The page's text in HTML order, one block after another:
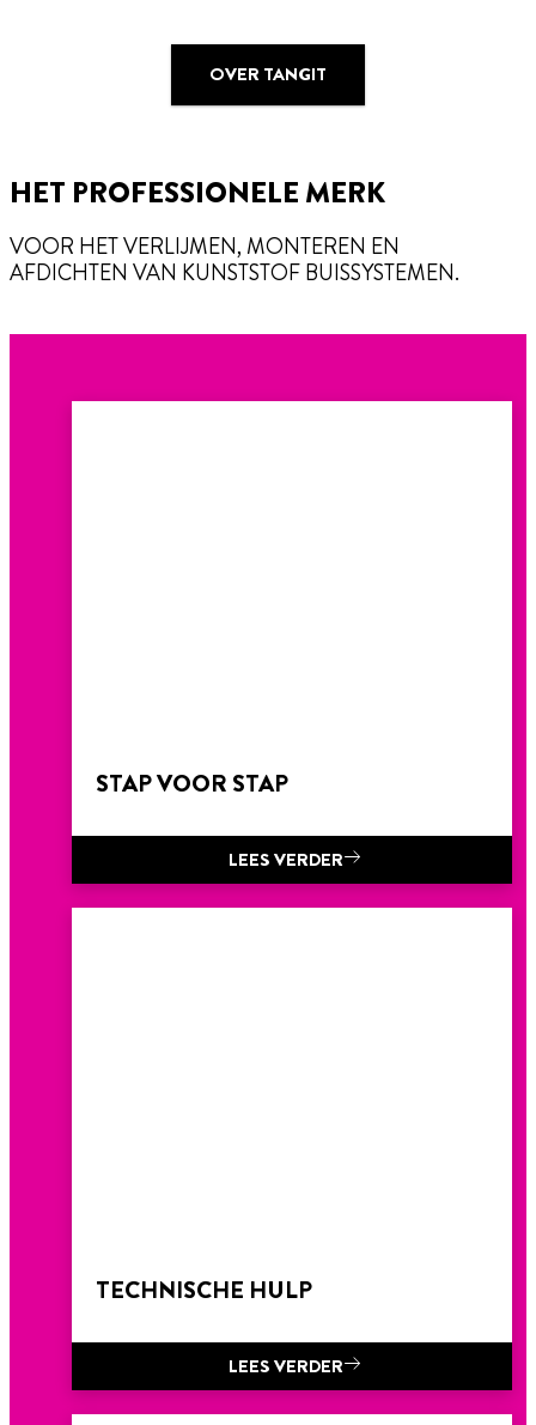
OVER TANGIT
HET PROFESSIONELE MERK
VOOR HET VERLIJMEN, MONTEREN EN
AFDICHTEN VAN KUNSTSTOF BUISSYSTEMEN.
STAP VOOR STAP
LEES VERDER
TECHNISCHE HULP
LEES VERDER